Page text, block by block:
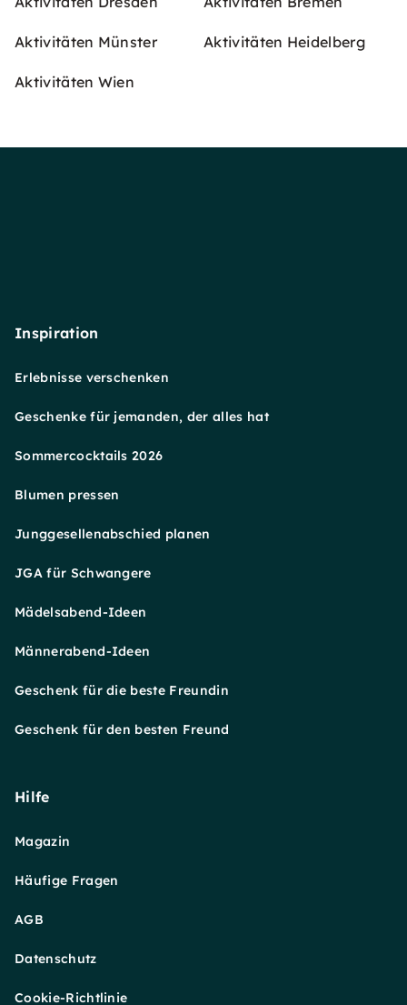
Aktivitäten Münster Aktivitäten Heidelberg
Aktivitäten Wien
Inspiration
Erlebnisse verschenken
Geschenke für jemanden, der alles hat
Sommercocktails 2026
Blumen pressen
Junggesellenabschied planen
JGA für Schwangere
Mädelsabend-Ideen
Männerabend-Ideen
Geschenk für die beste Freundin
Geschenk für den besten Freund
Hilfe
Magazin
Häufige Fragen
AGB
Datenschutz
Cookie-Richtlinie